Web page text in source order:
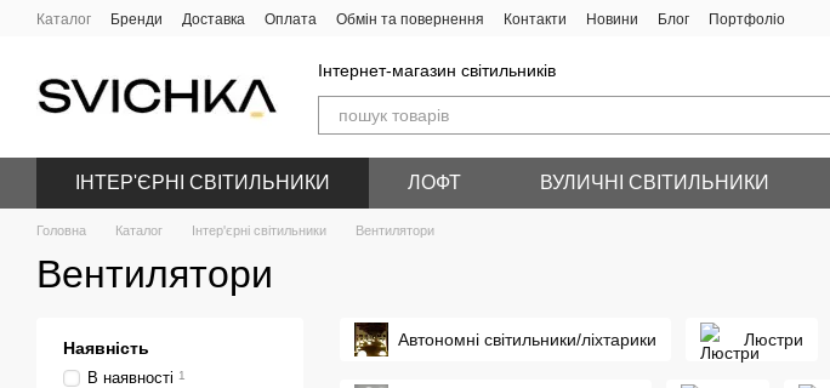
Перейти до основного контенту
Каталог Бренди Доставка Оплата Обмін та повернення Контакти Новини Блог Портфоліо
Інтернет-магазин світильників
ІНТЕР'ЄРНІ СВІТИЛЬНИКИ ЛОФТ ВУЛИЧНІ СВІТИЛЬНИКИ
Головна Каталог Інтер'єрні світильники Вентилятори
Вентилятори
Автономні світильники/ліхтарики Люстри
Наявність
В наявності 1